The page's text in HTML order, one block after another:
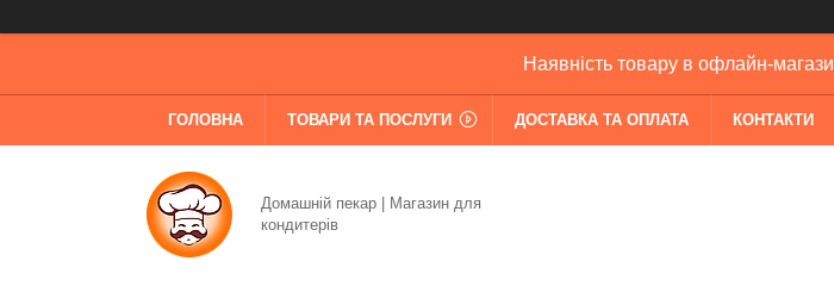
Наявність товару в офлайн-
ГОЛОВНА ТОВАРИ ТА ПОСЛУГИ ДОСТАВКА ТА ОПЛАТА КОНТАКТИ
Домашній пекар | Магазин для
кондитерів